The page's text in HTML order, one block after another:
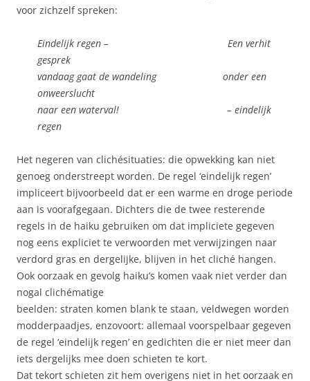
voor zichzelf spreken:
Eindelijk regen – Een verhit
gesprek
vandaag gaat de wandeling onder een
onweerslucht
naar een waterval! – eindelijk
regen
Het negeren van clichésituaties: die opwekking kan niet
genoeg onderstreept worden. De regel ‘eindelijk regen’
impliceert bijvoorbeeld dat er een warme en droge periode
aan is voorafgegaan. Dichters die de twee resterende
regels in de haiku gebruiken om dat impliciete gegeven
nog eens expliciet te verwoorden met verwijzingen naar
verdord gras en dergelijke, blijven in het cliché hangen.
Ook oorzaak en gevolg haiku’s komen vaak niet verder dan
nogal clichématige
beelden: straten komen blank te staan, veldwegen worden
modderpaadjes, enzovoort: allemaal voorspelbaar gegeven
de regel ‘eindelijk regen’ en gedichten die er niet meer dan
iets dergelijks mee doen schieten te kort.
Dat tekort schieten zit hem overigens niet in het oorzaak en